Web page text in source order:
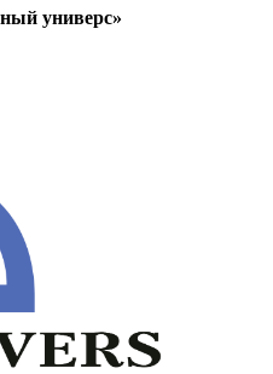
универс»